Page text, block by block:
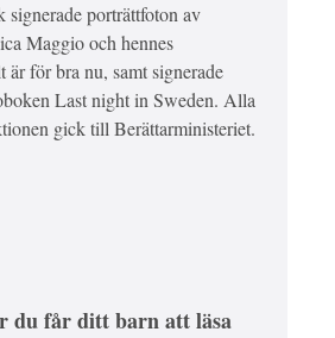
signerade porträttfoton av
Maggio och hennes
för bra nu, samt signerade
Last night in Sweden. Alla
gick till Berättarministeriet.
du får ditt barn att läsa